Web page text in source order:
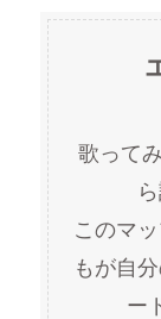
歌って
このマ
もが自
ー